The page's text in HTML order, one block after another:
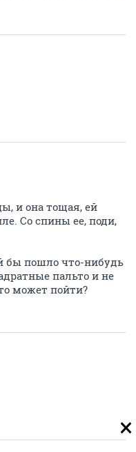
и она тощая, ей
Со спины ее, поди,
бы пошло что-нибудь
пальто и не
может пойти?